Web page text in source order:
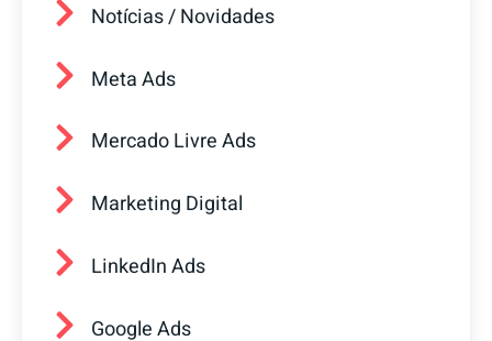
Notícias / Novidades
Meta Ads
Mercado Livre Ads
Marketing Digital
LinkedIn Ads
Google Ads